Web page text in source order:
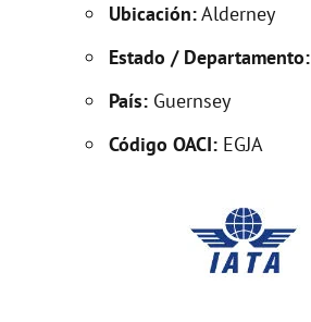
Ubicación:Alderney
Estado / Departamento:
País: Guernsey
Código OACI: EGJA